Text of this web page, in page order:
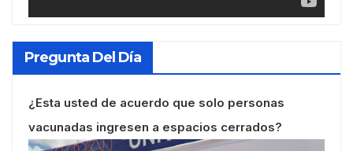
Pregunta Del Día
¿Esta usted de acuerdo que solo personas
vacunadas ingresen a espacios cerrados?